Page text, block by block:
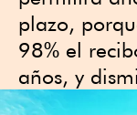
plazo,
98% el
años, y